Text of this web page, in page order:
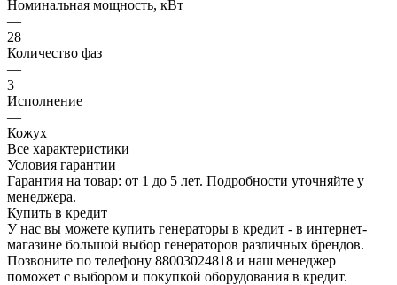
Номинальная мощность, кВт
—
28
Количество фаз
—
3
Исполнение
—
Кожух
Все характеристики
Условия гарантии
Гарантия на товар: от 1 до 5 лет. Подробности уточняйте у
менеджера.
Купить в кредит
У нас вы можете купить генераторы в кредит - в интернет-
магазине большой выбор генераторов различных брендов.
Позвоните по телефону 88003024818 и наш менеджер
поможет с выбором и покупкой оборудования в кредит.